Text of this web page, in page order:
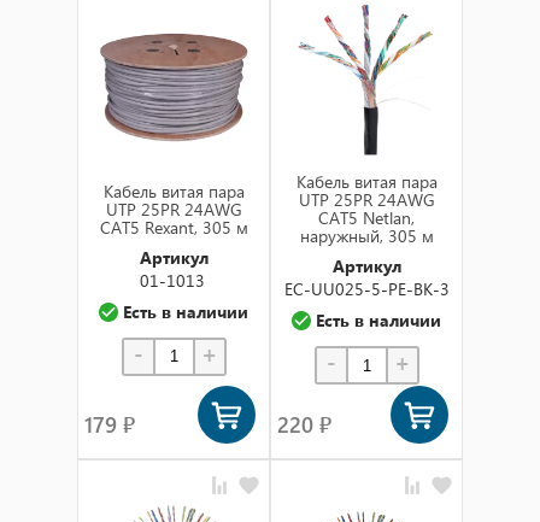
Кабель витая пара
UTP 25PR 24AWG
CAT5 Rexant, 305 м
Артикул
01-1013
Есть в наличии
- +
179 ₽
Кабель витая пара
UTP 25PR 24AWG
CAT5 Netlan,
наружный, 305 м
Артикул
EC-UU025-5-PE-BK-3
Есть в наличии
- +
220 ₽